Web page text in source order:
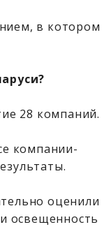
в котором
28 компаний.
компании-
оценили
освещенность